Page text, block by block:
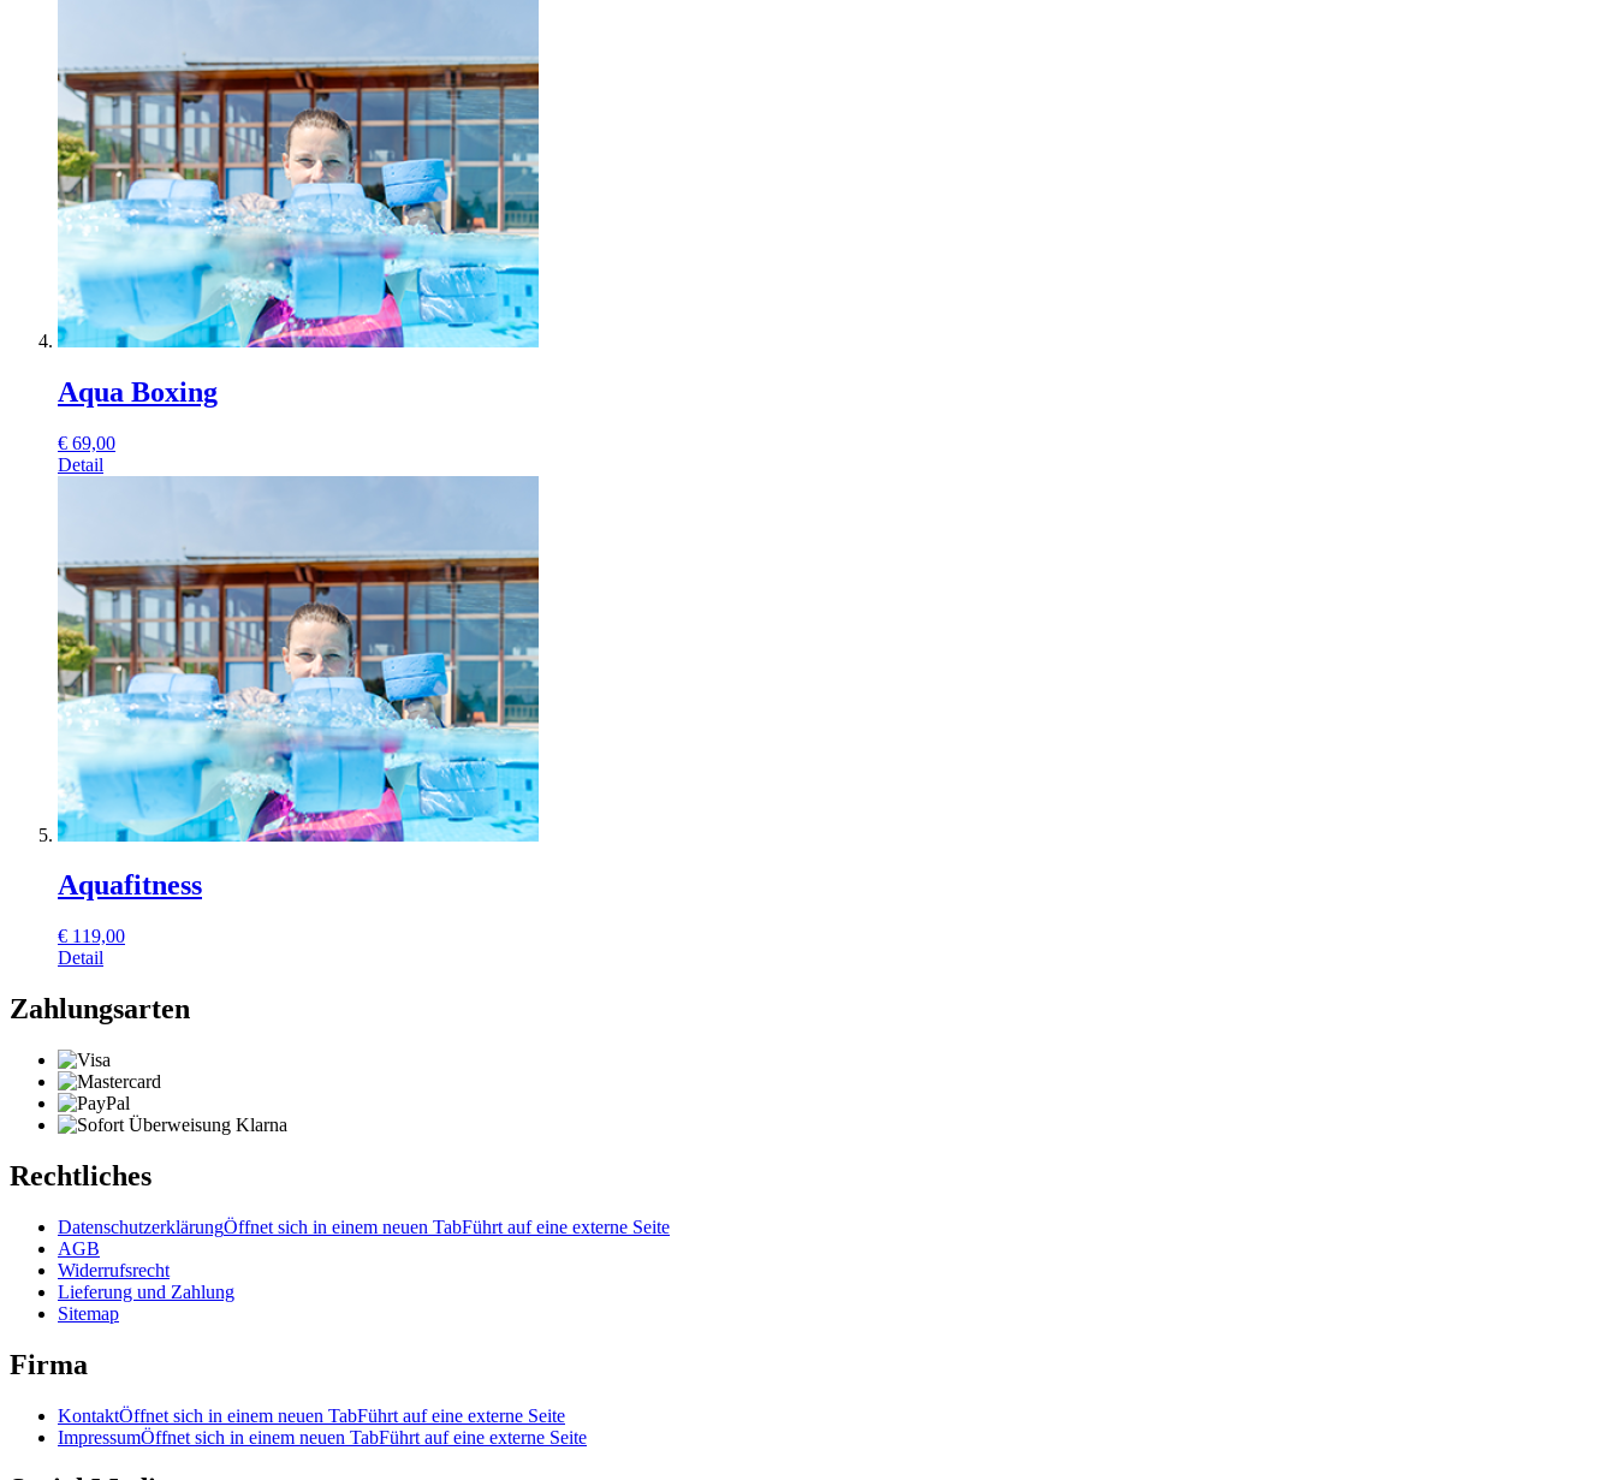
Aqua Boxing
€ 69,00
Detail
Aquafitness
€ 119,00
Detail
Zahlungsarten
Rechtliches
DatenschutzerklärungÖffnet sich in einem neuen TabFührt auf eine externe Seite
AGB
Widerrufsrecht
Lieferung und Zahlung
Sitemap
Firma
KontaktÖffnet sich in einem neuen TabFührt auf eine externe Seite
ImpressumÖffnet sich in einem neuen TabFührt auf eine externe Seite